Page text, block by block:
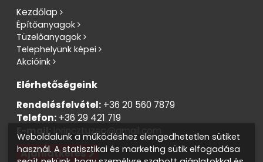
Kezdőlap
Építőanyagok
Tüzelőanyagok
Telephelyünk képei
Akcióink
Elérhetőségeink
Rendelésfelvétel: +36 20 560 7879
Telefon: +36 29 421 719
E-mail: lorincztuzep@gmail.com
Ajánlatkérés
Weboldalunk a működéshez elengedhetetlen sütiket
használ. A statisztikai és marketing sütik elfogadása